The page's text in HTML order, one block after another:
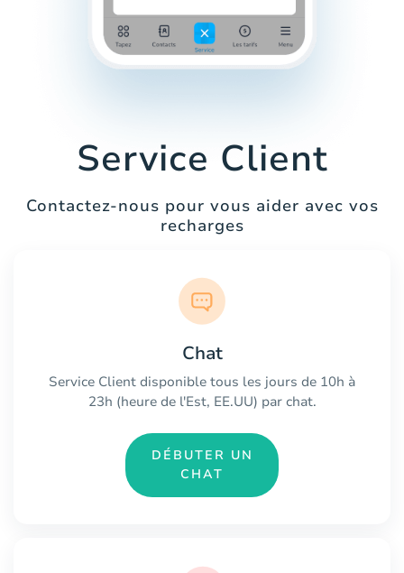
Service Client
Contactez-nous pour vous aider avec vos
recharges
Chat
Service Client disponible tous les jours de 10h à
23h (heure de l'Est, EE.UU) par chat.
DÉBUTER UN
CHAT